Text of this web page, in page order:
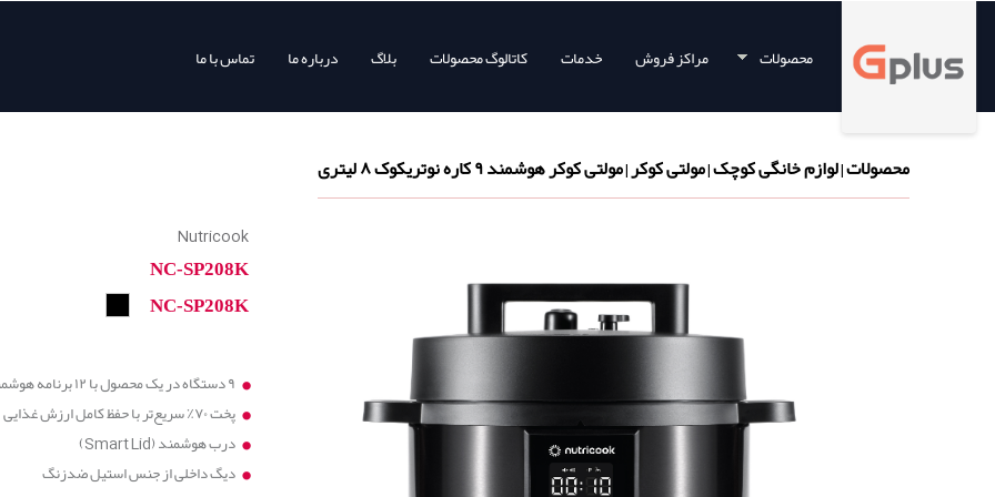
محصولات مراکز فروش خدمات کاتالوگ محصولات بلاگ درباره ما تماس با ما
محصولات|لوازم خانگی کوچک|مولتی کوکر|مولتی کوکر هوشمند ۹ کاره نوتریکوک ۸ لیتری
Nutricook
NC-SP208K
NC-SP208K
۹ دستگاه در یک محصول با ۱۲ برنامه هوشمند
پخت ۷۰٪ سریع‌تر با حفظ کامل ارزش غذایی
درب هوشمند (Smart Lid)
دیگ داخلی از جنس استیل ضدزنگ